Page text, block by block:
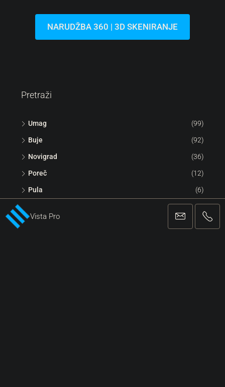
NARUDŽBA 360 | 3D SKENIRANJE
Vista Pro
Pretraži
Umag (99)
Buje (92)
Novigrad (36)
Poreč (12)
Pula (6)